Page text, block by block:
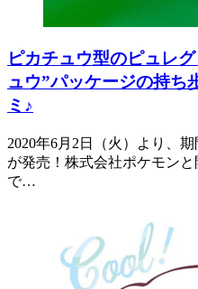
ピカチュウ型のピュレ
ュウ”パッケージの持ち
ミ♪
2020年6月2日（火）より、
が発売！株式会社ポケモン
で…